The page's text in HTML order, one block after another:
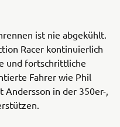
ist nie abgekühlt.
Racer kontinuierlich
und fortschrittliche
Fahrer wie Phil
Andersson in der 350er-,